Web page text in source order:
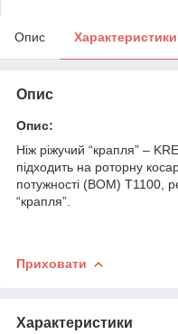
Опис Характеристики
Опис
Опис:
Ніж ріжучий “крапля” –
підходить на роторну
потужності (ВОМ) Т1100,
“крапля”.
Приховати
Характеристики